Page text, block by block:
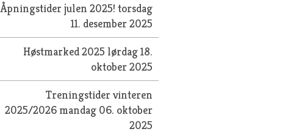
Åpningstider julen 2025!torsdag
11. desember 2025
Høstmarked 2025 lørdag 18.
oktober 2025
Treningstider vinteren
2025/2026 mandag 06. oktober
2025